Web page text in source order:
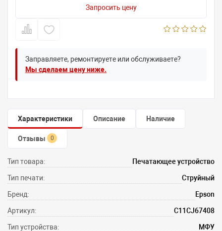
Запросить цену
Заправляете, ремонтируете или обслуживаете?
Мы сделаем цену ниже.
Характеристики Описание Наличие
Отзывы 0
Тип товара: Печатающее устройство
Тип печати: Струйный
Бренд: Epson
Артикул: C11CJ67408
Тип устройства: МФУ